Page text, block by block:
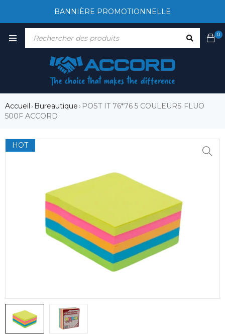
BANNIÈRE PROMOTIONNELLE
0
Accueil› Bureautique› POST IT 76*76 5 COULEURS FLUO
500F ACCORD
HOT